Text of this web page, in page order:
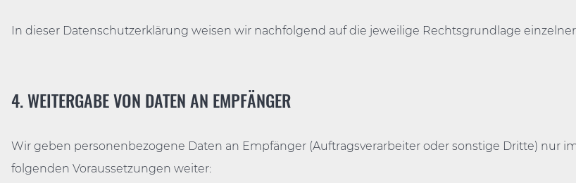
In dieser Datenschutzerklärung weisen wir nachfolgend auf die jeweilige Rechtsgrundlage
4. WEITERGABE VON DATEN AN EMPFÄNGER
Wir geben personenbezogene Daten an Empfänger (Auftragsverarbeiter oder sonstige Dritte) nur
folgenden Voraussetzungen weiter:
Menschen & Momente, samstags 18:15 Uhr, SWR